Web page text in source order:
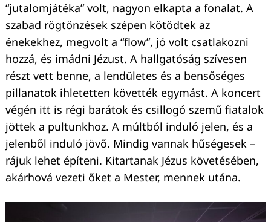
“jutalomjátéka” volt, nagyon elkapta a fonalat. A
szabad rögtönzések szépen kötődtek az
énekekhez, megvolt a “flow”, jó volt csatlakozni
hozzá, és imádni Jézust. A hallgatóság szívesen
részt vett benne, a lendületes és a bensőséges
pillanatok ihletetten követték egymást. A koncert
végén itt is régi barátok és csillogó szemű fiatalok
jöttek a pultunkhoz. A múltból induló jelen, és a
jelenből induló jövő. Mindig vannak hűségesek –
rájuk lehet építeni. Kitartanak Jézus követésében,
akárhová vezeti őket a Mester, mennek utána.